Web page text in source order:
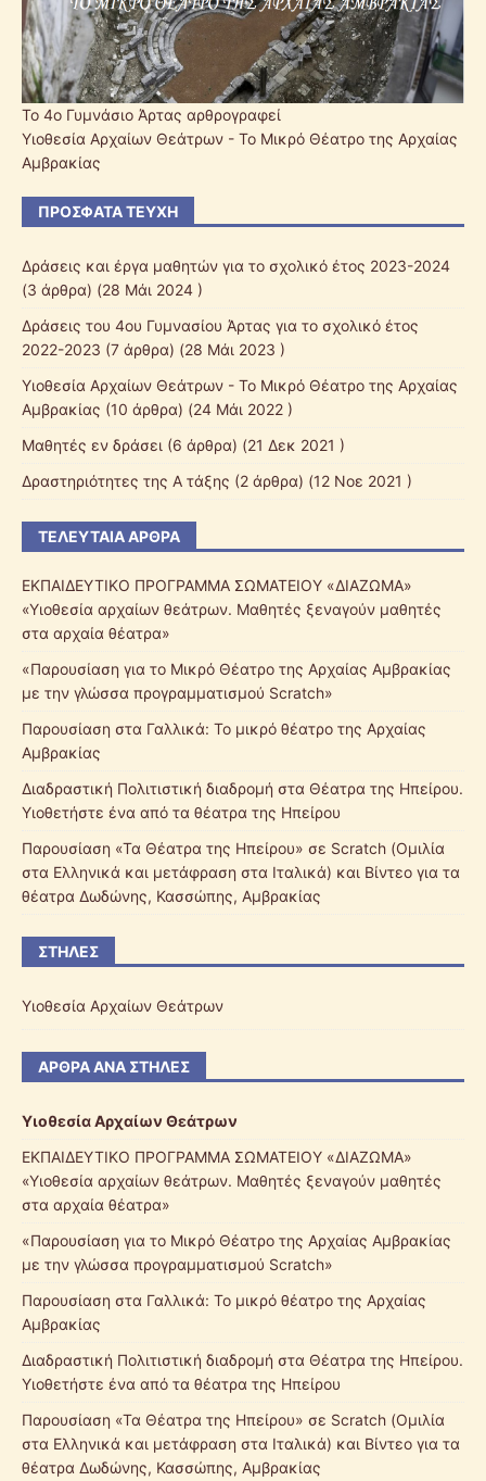
Το 4ο Γυμνάσιο Άρτας αρθρογραφεί
Υιοθεσία Αρχαίων Θεάτρων - Το Μικρό Θέατρο της Αρχαίας
Αμβρακίας
ΠΡΌΣΦΑΤΑ ΤΕΎΧΗ
Δράσεις και έργα μαθητών για το σχολικό έτος 2023-2024
(3 άρθρα) (28 Μάι 2024 )
Δράσεις του 4ου Γυμνασίου Άρτας για το σχολικό έτος
2022-2023 (7 άρθρα) (28 Μάι 2023 )
Υιοθεσία Αρχαίων Θεάτρων - Το Μικρό Θέατρο της Αρχαίας
Αμβρακίας (10 άρθρα) (24 Μάι 2022 )
Μαθητές εν δράσει (6 άρθρα) (21 Δεκ 2021 )
Δραστηριότητες της Α τάξης (2 άρθρα) (12 Νοε 2021 )
ΤΕΛΕΥΤΑΊΑ ΆΡΘΡΑ
ΕΚΠΑΙΔΕΥΤΙΚΟ ΠΡΟΓΡΑΜΜΑ ΣΩΜΑΤΕΙΟΥ «ΔΙΑΖΩΜΑ»
«Υιοθεσία αρχαίων θεάτρων. Μαθητές ξεναγούν μαθητές
στα αρχαία θέατρα»
«Παρουσίαση για το Μικρό Θέατρο της Αρχαίας Αμβρακίας
με την γλώσσα προγραμματισμού Scratch»
Παρουσίαση στα Γαλλικά: Το μικρό θέατρο της Αρχαίας
Αμβρακίας
Διαδραστική Πολιτιστική διαδρομή στα Θέατρα της Ηπείρου.
Υιοθετήστε ένα από τα θέατρα της Ηπείρου
Παρουσίαση «Τα Θέατρα της Ηπείρου» σε Scratch (Ομιλία
στα Ελληνικά και μετάφραση στα Ιταλικά) και Βίντεο για τα
θέατρα Δωδώνης, Κασσώπης, Αμβρακίας
ΣΤΉΛΕΣ
Υιοθεσία Αρχαίων Θεάτρων
ΆΡΘΡΑ ΑΝΆ ΣΤΉΛΕΣ
Υιοθεσία Αρχαίων Θεάτρων
ΕΚΠΑΙΔΕΥΤΙΚΟ ΠΡΟΓΡΑΜΜΑ ΣΩΜΑΤΕΙΟΥ «ΔΙΑΖΩΜΑ»
«Υιοθεσία αρχαίων θεάτρων. Μαθητές ξεναγούν μαθητές
στα αρχαία θέατρα»
«Παρουσίαση για το Μικρό Θέατρο της Αρχαίας Αμβρακίας
με την γλώσσα προγραμματισμού Scratch»
Παρουσίαση στα Γαλλικά: Το μικρό θέατρο της Αρχαίας
Αμβρακίας
Διαδραστική Πολιτιστική διαδρομή στα Θέατρα της Ηπείρου.
Υιοθετήστε ένα από τα θέατρα της Ηπείρου
Παρουσίαση «Τα Θέατρα της Ηπείρου» σε Scratch (Ομιλία
στα Ελληνικά και μετάφραση στα Ιταλικά) και Βίντεο για τα
θέατρα Δωδώνης, Κασσώπης, Αμβρακίας